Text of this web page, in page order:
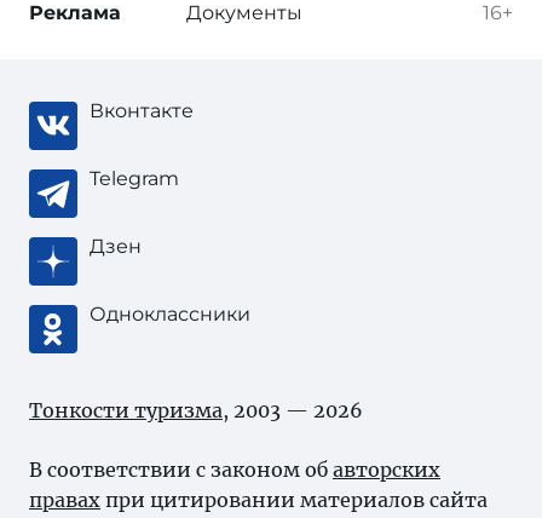
16+
Реклама Документы
Вконтакте
Telegram
Дзен
Одноклассники
Тонкости туризма, 2003 — 2026
В соответствии с законом об авторских
правах при цитировании материалов сайта